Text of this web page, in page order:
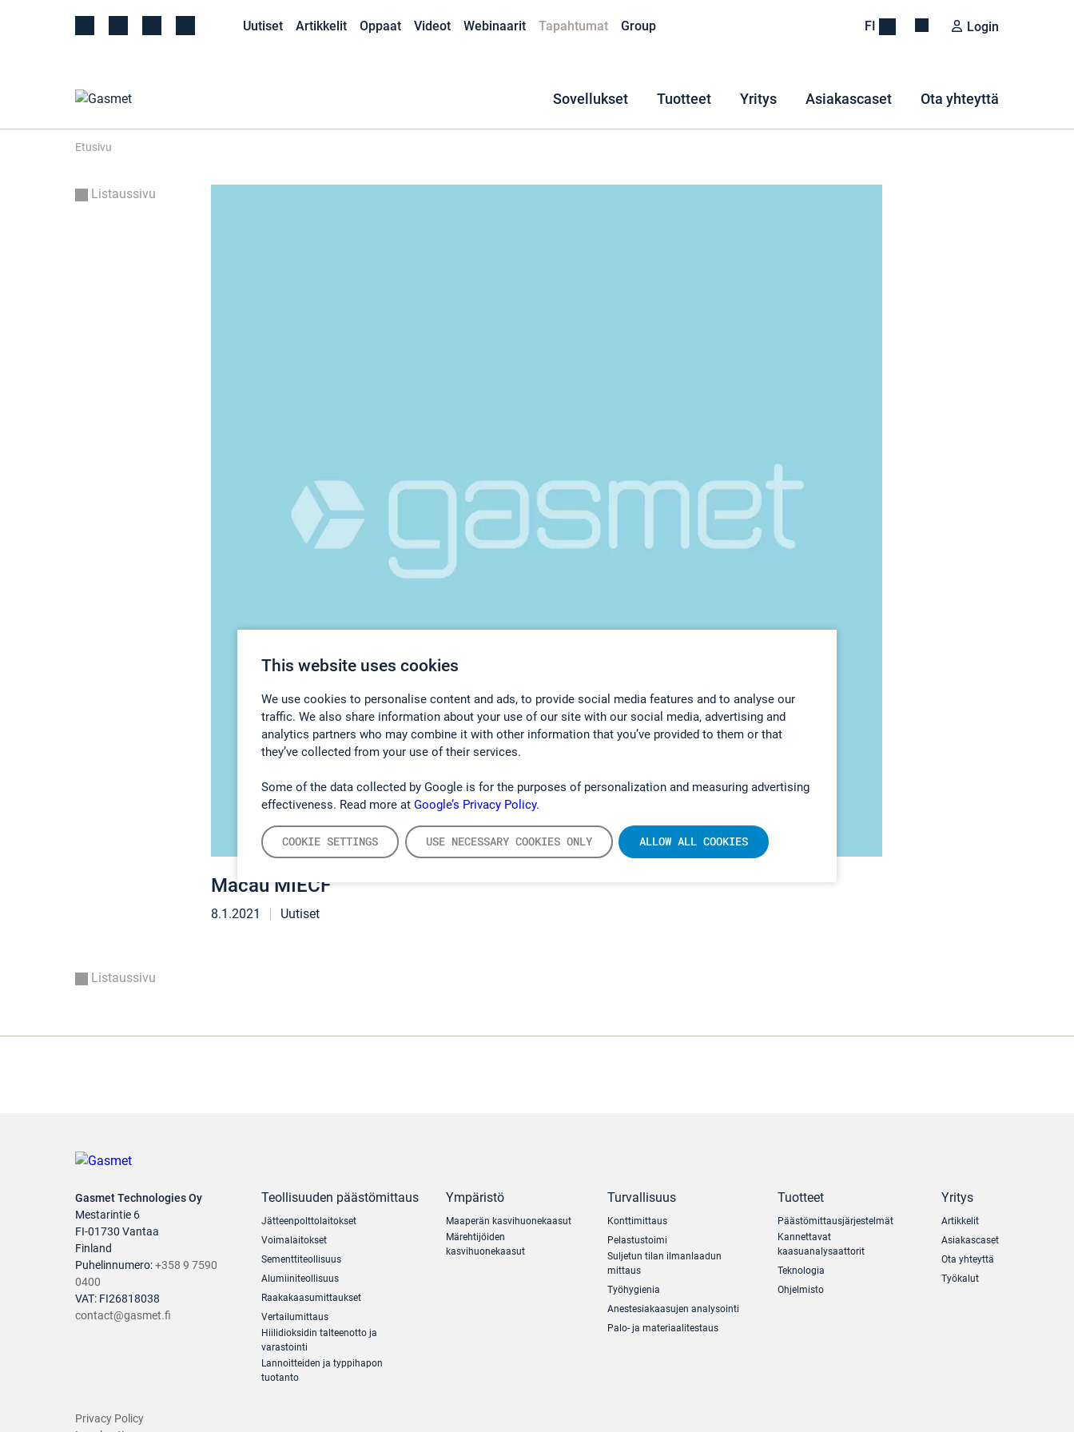
This website uses cookies
We use cookies to personalise content and ads, to provide social media features and to analyse our
traffic. We also share information about your use of our site with our social media, advertising and
analytics partners who may combine it with other information that you’ve provided to them or that
they’ve collected from your use of their services.
Some of the data collected by Google is for the purposes of personalization and measuring advertising
effectiveness. Read more at Google’s Privacy Policy.
COOKIE SETTINGS USE NECESSARY COOKIES ONLY ALLOW ALL COOKIES
Uutiset Artikkelit Oppaat Videot Webinaarit Tapahtumat Group FI Login
Sovellukset Tuotteet Yritys Asiakascaset Ota yhteyttä
Etusivu
Listaussivu
Macau MIECF
8.1.2021 Uutiset
Listaussivu
Gasmet Technologies Oy
Mestarintie 6
FI-01730 Vantaa
Finland
Puhelinnumero:+358 9 7590
0400
VAT: FI26818038
contact@gasmet.fi
Teollisuuden päästömittaus
Jätteenpolttolaitokset
Voimalaitokset
Sementtiteollisuus
Alumiiniteollisuus
Raakakaasumittaukset
Vertailumittaus
Hiilidioksidin talteenotto ja
varastointi
Lannoitteiden ja typpihapon
tuotanto
Ympäristö
Maaperän kasvihuonekaasut
Märehtijöiden
kasvihuonekaasut
Turvallisuus
Konttimittaus
Pelastustoimi
Suljetun tilan ilmanlaadun
mittaus
Työhygienia
Anestesiakaasujen analysointi
Palo- ja materiaalitestaus
Tuotteet
Päästömittausjärjestelmät
Kannettavat
kaasuanalysaattorit
Teknologia
Ohjelmisto
Yritys
Artikkelit
Asiakascaset
Ota yhteyttä
Työkalut
Privacy Policy